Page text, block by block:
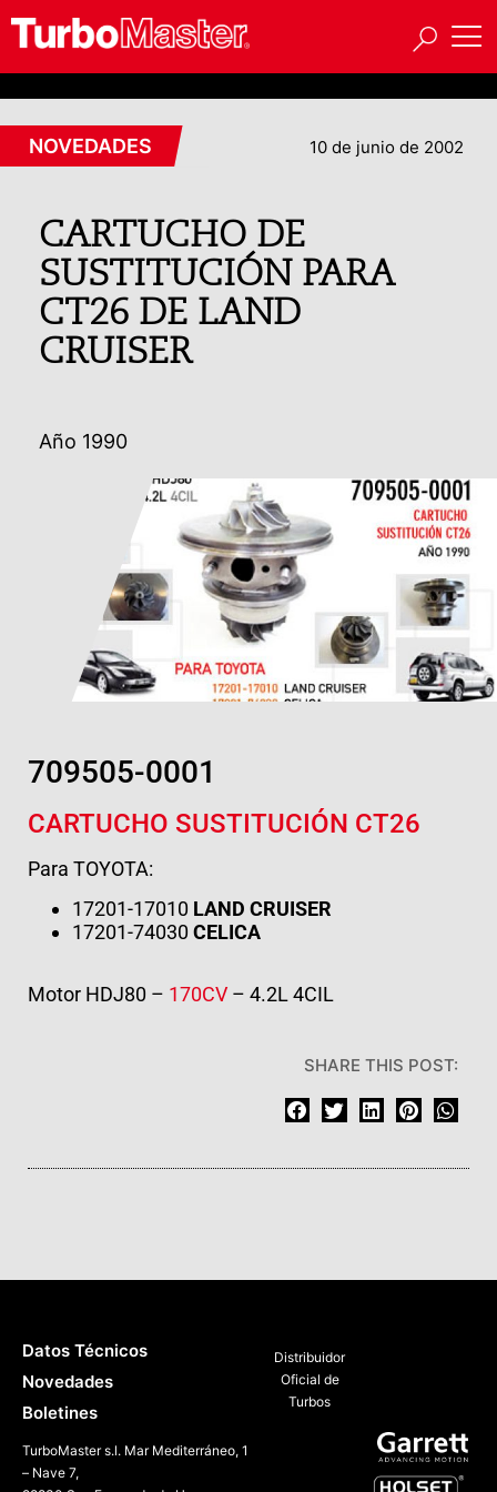
NOVEDADES 10 de junio de 2002
CARTUCHO DE
SUSTITUCIÓN PARA
CT26 DE LAND
CRUISER
Año 1990
709505-0001
CARTUCHO SUSTITUCIÓN CT26
Para TOYOTA:
17201-17010 LAND CRUISER
17201-74030 CELICA
Motor HDJ80 – 170CV – 4.2L 4CIL
SHARE THIS POST:
Distribuidor
Oficial de
Turbos
Datos Técnicos
Novedades
Boletines
TurboMaster s.l. Mar Mediterráneo, 1
– Nave 7,